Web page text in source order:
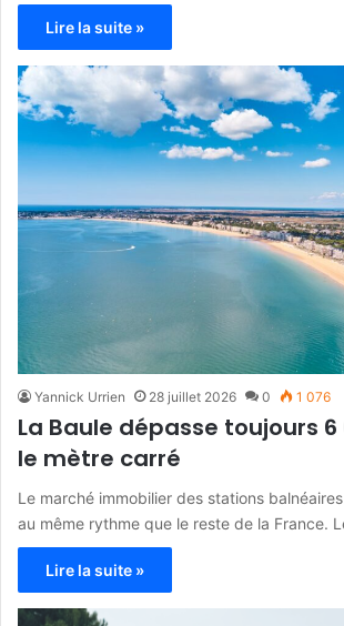
Lire la suite »
Yannick Urrien 28 juillet 2026 0 1 076
La Baule dépasse toujours
le mètre carré
Le marché immobilier des stations
au même rythme que le reste de la France.
Lire la suite »